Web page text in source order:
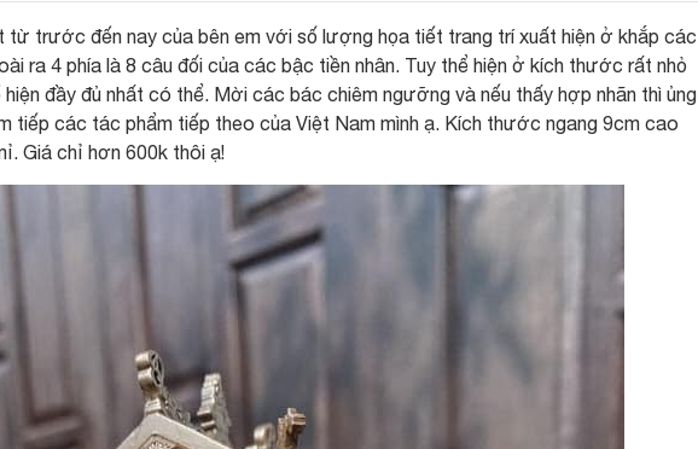
từ trước đến nay của bên em với số lượng họa tiết trang trí xuất hiện ở khắp các
ra 4 phía là 8 câu đối của các bậc tiền nhân. Tuy thể hiện ở kích thước rất nhỏ
đầy đủ nhất có thể. Mời các bác chiêm ngưỡng và nếu thấy hợp nhãn thì ủng
tiếp các tác phẩm tiếp theo của Việt Nam mình ạ. Kích thước ngang 9cm cao
Giá chỉ hơn 600k thôi ạ!